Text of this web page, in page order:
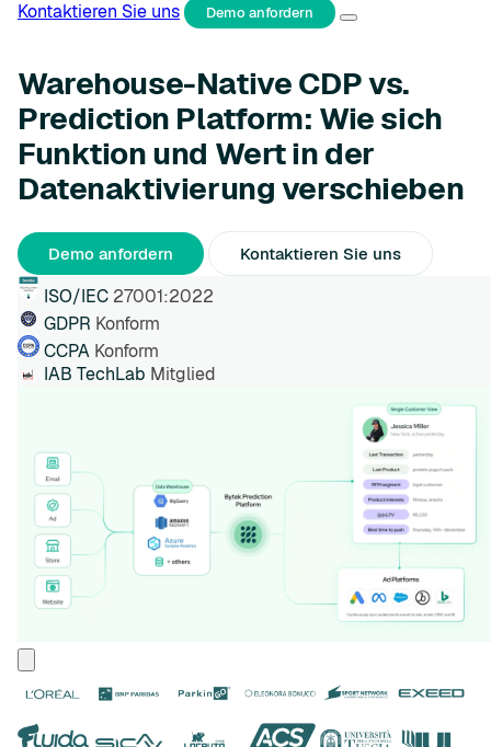
Kontaktieren Sie uns Demo anfordern
Warehouse-Native CDP vs.
Prediction Platform: Wie sich
Funktion und Wert in der
Datenaktivierung verschieben
Demo anfordern Kontaktieren Sie uns
ISO/IEC 27001:2022
GDPR Konform
CCPA Konform
IAB TechLab Mitglied